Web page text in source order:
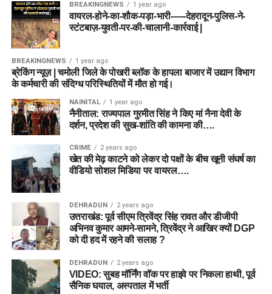
BREAKINGNEWS 1 year ago
वायरल-होने-का-शौक-पड़ा-भारी-—-देहरादून-पुलिस-ने-
स्टंटबाज़-युवती-पर-की-चालानी-कार्रवाई |
BREAKINGNEWS 1 year ago
ब्रेकिंग न्यूज़ | चमोली जिले के पोखरी ब्लॉक के हापला बाजार में उद्यान विभाग
के कर्मचारी की संदिग्ध परिस्थितियों में मौत हो गई।
NAINITAL 1 year ago
नैनीताल: राज्यपाल गुरमीत सिंह ने किए मां नैना देवी के
दर्शन, प्रदेश की सुख-शांति की कामना की….
CRIME 2 years ago
खेत की मेढ़ काटने को लेकर दो पक्षों के बीच खूनी संघर्ष का
वीडियो सोशल मिडिया पर वायरल….
DEHRADUN 2 years ago
उत्तराखंड: पूर्व सीएम त्रिवेंद्र सिंह रावत और डीजीपी
अभिनव कुमार आमने-सामने, त्रिवेंद्र ने आखिर क्यों DGP
को दी हद में रहने की सलाह ?
DEHRADUN 2 years ago
VIDEO: सुबह मॉर्निंग वॉक पर हाइवे पर निकला हाथी, पूर्व
सैनिक घयाल, अस्पताल में भर्ती